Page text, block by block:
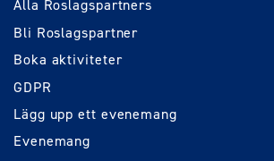
Alla Roslagspartners
Bli Roslagspartner
Boka aktiviteter
GDPR
Lägg upp ett evenemang
Evenemang